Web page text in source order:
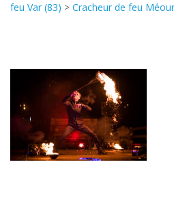
feu Var (83) > Cracheur de feu